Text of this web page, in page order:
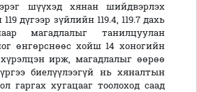
шүүхэд хянан шийдвэрлэх
дүгээр зүйлийн 119.4, 119.7 дахь
магадлалыг танилцуулан
өнгөрснөөс хойш 14 хоногийн
ирж, магадлалыг өөрөө
биелүүлээгүй нь хяналтын
гаргах хугацааг тоолоход саад